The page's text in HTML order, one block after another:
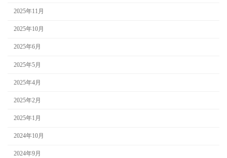
2025年11月
2025年10月
2025年6月
2025年5月
2025年4月
2025年2月
2025年1月
2024年10月
2024年9月